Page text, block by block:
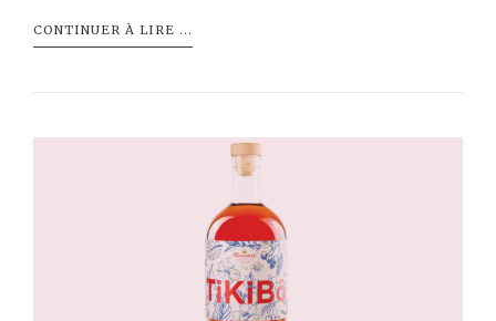
CONTINUER À LIRE ...